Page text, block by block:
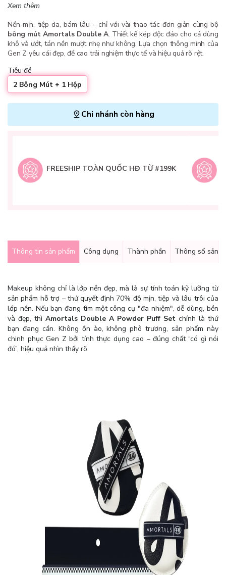
Xem thêm
Nền mịn, tiệp da, bám lâu – chỉ với vài thao tác đơn giản cùng bộ
bông mút Amortals Double A. Thiết kế kép độc đáo cho cả dùng
khô và ướt, tán nền mượt nhẹ như không. Lựa chọn thông minh của
Gen Z yêu cái đẹp, đề cao trải nghiệm thực tế và hiệu quả rõ rệt.
Tiêu đề
2 Bông Mút + 1 Hộp
Chi nhánh còn hàng
FREESHIP TOÀN QUỐC HĐ TỪ #199K
Thông tin sản phẩm Công dụng Thành phần Thông số sản
Makeup không chỉ là lớp nền đẹp, mà là sự tính toán kỹ lưỡng từ
sản phẩm hỗ trợ – thứ quyết định 70% độ mịn, tiệp và lâu trôi của
lớp nền. Nếu bạn đang tìm một công cụ "đa nhiệm", dễ dùng, bền
và đẹp, thì Amortals Double A Powder Puff Set chính là thứ
bạn đang cần. Không ồn ào, không phô trương, sản phẩm này
chinh phục Gen Z bởi tính thực dụng cao – đúng chất “có gì nói
đó”, hiệu quả nhìn thấy rõ.